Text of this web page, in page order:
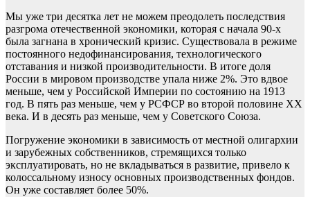
Мы уже три десятка лет не можем преодолеть последствия
разгрома отечественной экономики, которая с начала 90-х
была загнана в хронический кризис. Существовала в режиме
постоянного недофинансирования, технологического
отставания и низкой производительности. В итоге доля
России в мировом производстве упала ниже 2%. Это вдвое
меньше, чем у Российской Империи по состоянию на 1913
год. В пять раз меньше, чем у РСФСР во второй половине XX
века. И в десять раз меньше, чем у Советского Союза.
Погружение экономики в зависимость от местной олигархии
и зарубежных собственников, стремящихся только
эксплуатировать, но не вкладываться в развитие, привело к
колоссальному износу основных производственных фондов.
Он уже составляет более 50%.